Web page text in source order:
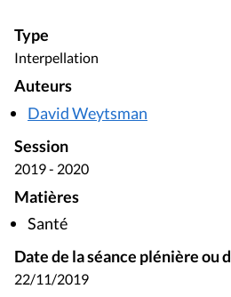
Type
Interpellation
Auteurs
David Weytsman
Session
2019 - 2020
Matières
Santé
Date de la séance plénière ou
22/11/2019